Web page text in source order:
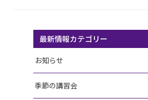
最新情報カテゴリー
お知らせ
季節の講習会